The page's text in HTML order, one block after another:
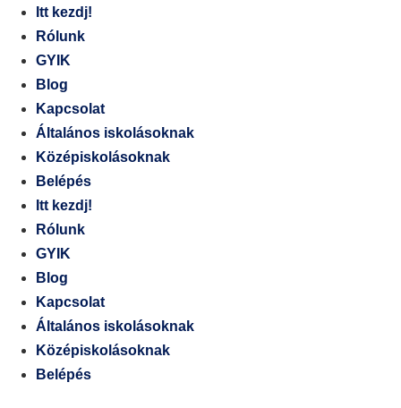
Itt kezdj!
Rólunk
GYIK
Blog
Kapcsolat
Általános iskolásoknak
Középiskolásoknak
Belépés
Itt kezdj!
Rólunk
GYIK
Blog
Kapcsolat
Általános iskolásoknak
Középiskolásoknak
Belépés